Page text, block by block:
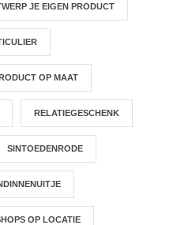
JE EIGEN PRODUCT
OP MAAT
RELATIEGESCHENK
SINTOEDENRODE
OP LOCATIE